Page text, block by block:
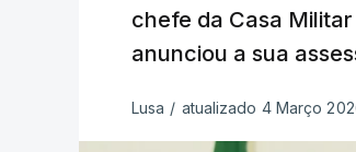
chefe da Casa
anunciou a sua
Lusa / atualizado 4 Março